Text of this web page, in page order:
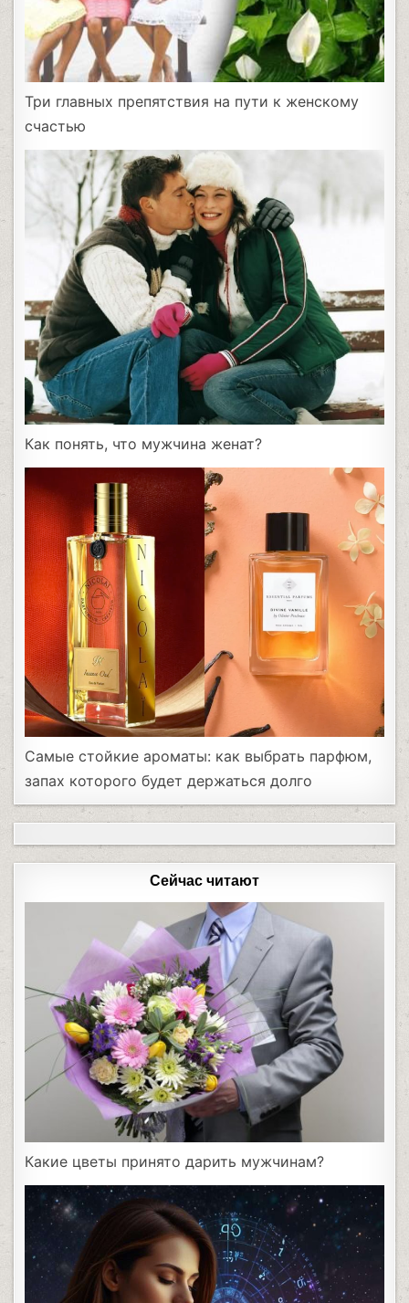
Три главных препятствия на пути к женскому
счастью
Как понять, что мужчина женат?
Самые стойкие ароматы: как выбрать парфюм,
запах которого будет держаться долго
Сейчас читают
Какие цветы принято дарить мужчинам?